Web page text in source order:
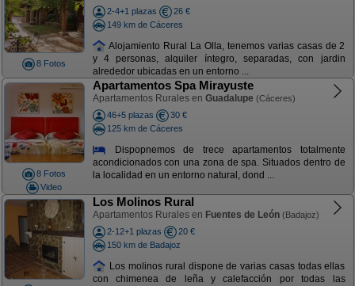
8 Fotos
2-4+1 plazas
26 €
149 km de Cáceres
Alojamiento Rural La Olla, tenemos varias casas de 2
y 4 personas, alquiler íntegro, separadas, con jardin
alrededor ubicadas en un entorno ...
8 Fotos
Video
Apartamentos Spa Mirayuste
Apartamentos Rurales en Guadalupe (Cáceres)
46+5 plazas
30 €
125 km de Cáceres
Dispopnemos de trece apartamentos totalmente
acondicionados con una zona de spa. Situados dentro de
la localidad en un entorno natural, dond ...
Los Molinos Rural
Apartamentos Rurales en Fuentes de León (Badajoz)
2-12+1 plazas
20 €
150 km de Badajoz
Los molinos rural dispone de varias casas todas ellas
con chimenea de leña y calefacción por todas las